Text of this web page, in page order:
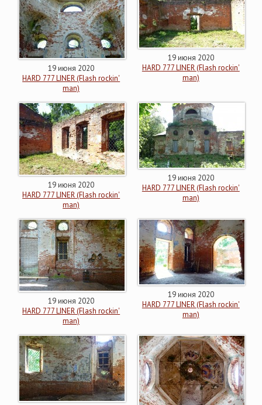
19 июня 2020
HARD 777 LINER (Flash rockin'
man)
19 июня 2020
HARD 777 LINER (Flash rockin'
man)
19 июня 2020
HARD 777 LINER (Flash rockin'
man)
19 июня 2020
HARD 777 LINER (Flash rockin'
man)
19 июня 2020
HARD 777 LINER (Flash rockin'
man)
19 июня 2020
HARD 777 LINER (Flash rockin'
man)